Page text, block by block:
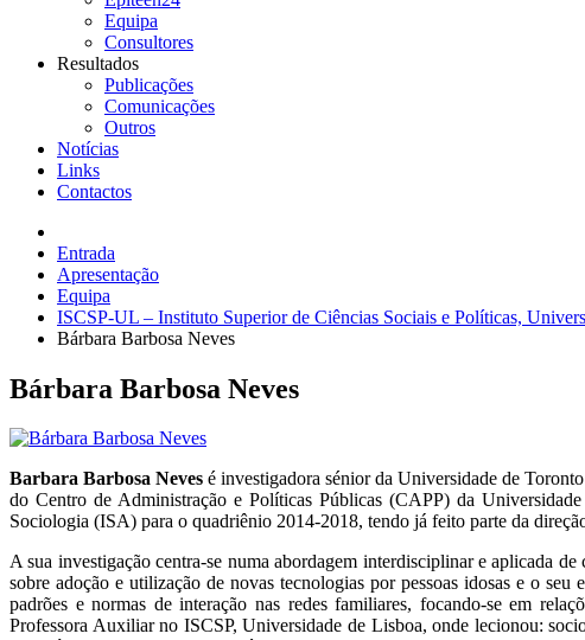
Equipa
Consultores
Resultados
Publicações
Comunicações
Outros
Notícias
Links
Contactos
Entrada
Apresentação
Equipa
ISCSP-UL – Instituto Superior de Ciências Sociais e Políticas,
Bárbara Barbosa Neves
Bárbara Barbosa Neves
Barbara Barbosa Neves é investigadora sénior da Universidade de
do Centro de Administração e Políticas Públicas (CAPP) da
Sociologia (ISA) para o quadriênio 2014-2018, tendo já feito parte da
A sua investigação centra-se numa abordagem interdisciplinar e aplicada
sobre adoção e utilização de novas tecnologias por pessoas idosas e o
padrões e normas de interação nas redes familiares, focando-se em
Professora Auxiliar no ISCSP, Universidade de Lisboa, onde lecionou: